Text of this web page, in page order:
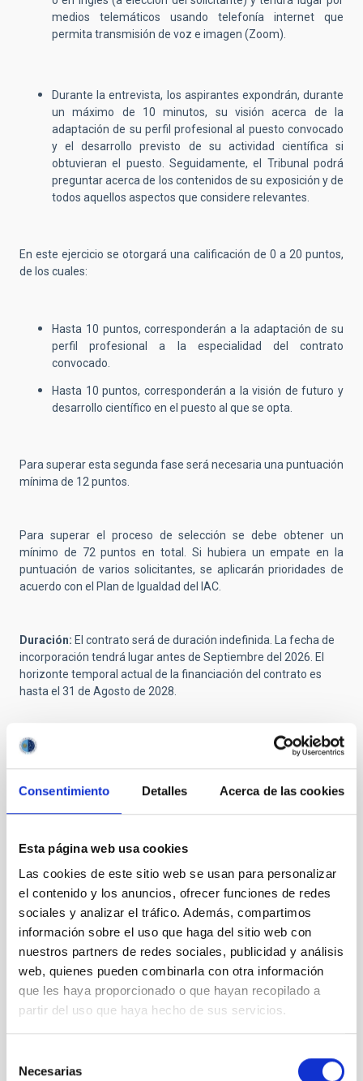
Consentimiento Detalles Acerca de las cookies
Esta página web usa cookies
Las cookies de este sitio web se usan para personalizar
el contenido y los anuncios, ofrecer funciones de redes
sociales y analizar el tráfico. Además, compartimos
información sobre el uso que haga del sitio web con
nuestros partners de redes sociales, publicidad y análisis
web, quienes pueden combinarla con otra información
que les haya proporcionado o que hayan recopilado a
partir del uso que haya hecho de sus servicios.
Necesarias
medios telemáticos usando telefonía internet que
permita transmisión de voz e imagen (Zoom).
Durante la entrevista, los aspirantes expondrán, durante
un máximo de 10 minutos, su visión acerca de la
adaptación de su perfil profesional al puesto convocado
y el desarrollo previsto de su actividad científica si
obtuvieran el puesto. Seguidamente, el Tribunal podrá
preguntar acerca de los contenidos de su exposición y de
todos aquellos aspectos que considere relevantes.
En este ejercicio se otorgará una calificación de 0 a 20 puntos,
de los cuales:
Hasta 10 puntos, corresponderán a la adaptación de su
perfil profesional a la especialidad del contrato
convocado.
Hasta 10 puntos, corresponderán a la visión de futuro y
desarrollo científico en el puesto al que se opta.
Para superar esta segunda fase será necesaria una puntuación
mínima de 12 puntos.
Para superar el proceso de selección se debe obtener un
mínimo de 72 puntos en total. Si hubiera un empate en la
puntuación de varios solicitantes, se aplicarán prioridades de
acuerdo con el Plan de Igualdad del IAC.
Duración: El contrato será de duración indefinida. La fecha de
incorporación tendrá lugar antes de Septiembre del 2026. El
horizonte temporal actual de la financiación del contrato es
hasta el 31 de Agosto de 2028.
Remuneración:
, con retenciones en nómina de hasta un 20 %
situación personal del aspirante). Asimismo, el contrato incluye
el alta en la Seguridad Social del cónyuge o pareja de hecho e
: Se incluye en la presente
convocatoria la posibilidad de acceder a una ayuda de
incorporación para la persona propuesta para la adjudicación
del contrato. Se establece un máximo de 2.500 Euros, que
tendrán como objetivo cubrir gastos reales, necesarios y
debidamente documentados, relacionados con la incorporación
del candidato a su puesto de trabajo en el IAC, en cualquiera de
sus sedes. Estos gastos deberán estar comprendidos en las
siguientes categorías, y haberse producido dentro del periodo
de los 14 días inmediatamente anteriores al día de inicio del